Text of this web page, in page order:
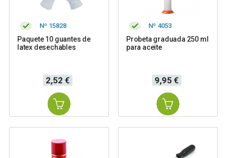
Nº 15828
Paquete 10 guantes de
latex desechables
Precio
2,52 €
Nº 4053
Probeta graduada 250 ml
para aceite
Precio
9,95 €